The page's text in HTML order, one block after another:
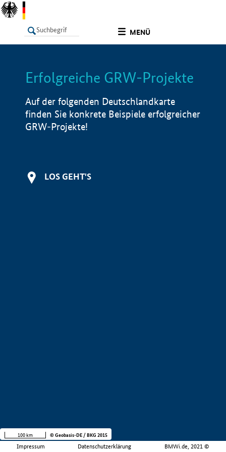
MENÜ
LISTE Info
Erfolgreiche GRW-Projekte
Auf der folgenden Deutschlandkarte
finden Sie konkrete Beispiele erfolgreicher
GRW-Projekte!
LOS GEHT'S
Impressum Datenschutzerklärung BMWi.de, 2021 ©
100 km © Geobasis-DE / BKG 2015